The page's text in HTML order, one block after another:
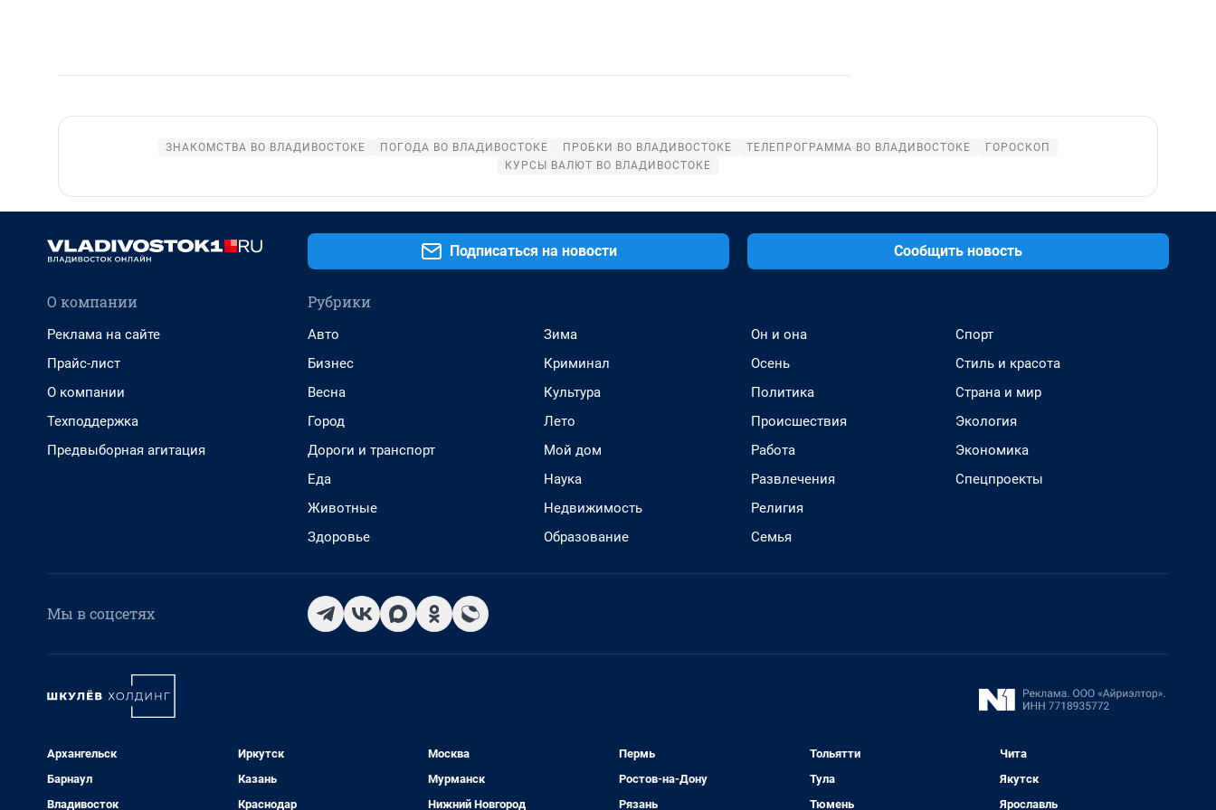
ЗНАКОМСТВА ВО ВЛАДИВОСТОКЕ ПОГОДА ВО ВЛАДИВОСТОКЕ ПРОБКИ ВО ВЛАДИВОСТОКЕ ТЕЛЕПРОГРАММА ВО ВЛАДИВОСТОКЕ
ГОРОСКОП
КУРСЫ ВАЛЮТ ВО ВЛАДИВОСТОКЕ
Подписаться на новости Сообщить новость
О компании
Реклама на сайте
Прайс-лист
О компании
Техподдержка
Предвыборная агитация
Рубрики
Авто
Бизнес
Весна
Город
Дороги и транспорт
Еда
Животные
Здоровье
Зима
Криминал
Культура
Лето
Мой дом
Наука
Недвижимость
Образование
Он и она
Осень
Политика
Происшествия
Работа
Развлечения
Религия
Семья
Спорт
Стиль и красота
Страна и мир
Экология
Экономика
Спецпроекты
Мы в соцсетях
Архангельск
Барнаул
Владивосток
Иркутск
Казань
Краснодар
Москва
Мурманск
Нижний Новгород
Пермь
Ростов-на-Дону
Рязань
Тольятти
Тула
Тюмень
Чита
Якутск
Ярославль